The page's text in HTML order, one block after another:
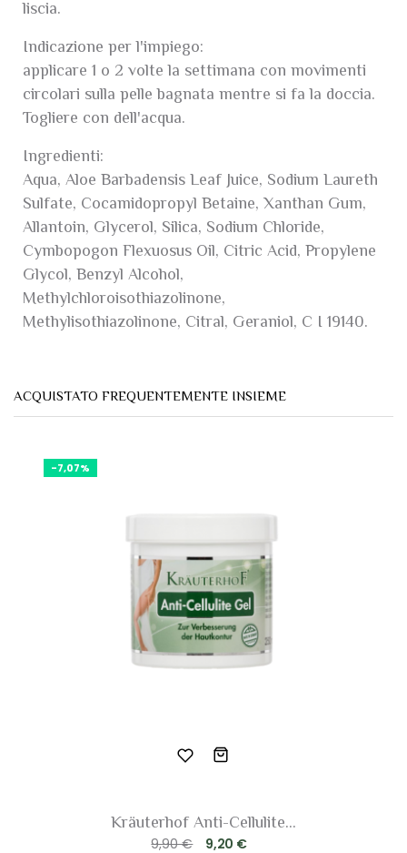
liscia.
Indicazione per l'impiego:
applicare 1 o 2 volte la settimana con movimenti
circolari sulla pelle bagnata mentre si fa la doccia.
Togliere con dell'acqua.
Ingredienti:
Aqua, Aloe Barbadensis Leaf Juice, Sodium Laureth
Sulfate, Cocamidopropyl Betaine, Xanthan Gum,
Allantoin, Glycerol, Silica, Sodium Chloride,
Cymbopogon Flexuosus Oil, Citric Acid, Propylene
Glycol, Benzyl Alcohol,
Methylchloroisothiazolinone,
Methylisothiazolinone, Citral, Geraniol, C I 19140.
ACQUISTATO FREQUENTEMENTE INSIEME
-7,07%
Kräuterhof Anti-Cellulite...
9,90 €
9,20 €